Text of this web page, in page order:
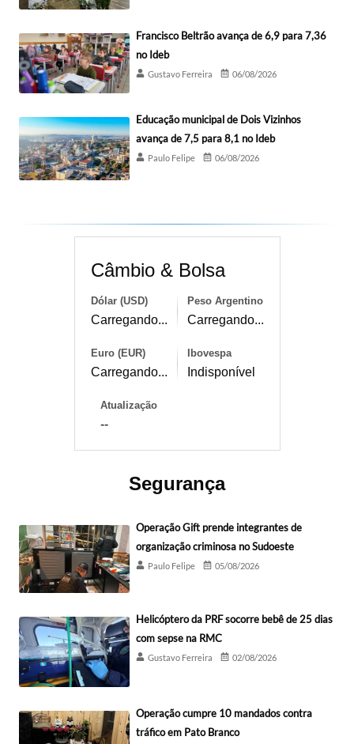
Francisco Beltrão avança de 6,9 para 7,36
no Ideb
Gustavo Ferreira 06/08/2026
Educação municipal de Dois Vizinhos
avança de 7,5 para 8,1 no Ideb
Paulo Felipe 06/08/2026
Câmbio & Bolsa
Dólar (USD)
Carregando...
Peso Argentino
Carregando...
Euro (EUR)
Carregando...
Ibovespa
Indisponível
Atualização
--
Segurança
Operação Gift prende integrantes de
organização criminosa no Sudoeste
Paulo Felipe 05/08/2026
Helicóptero da PRF socorre bebê de 25 dias
com sepse na RMC
Gustavo Ferreira 02/08/2026
Operação cumpre 10 mandados contra
tráfico em Pato Branco